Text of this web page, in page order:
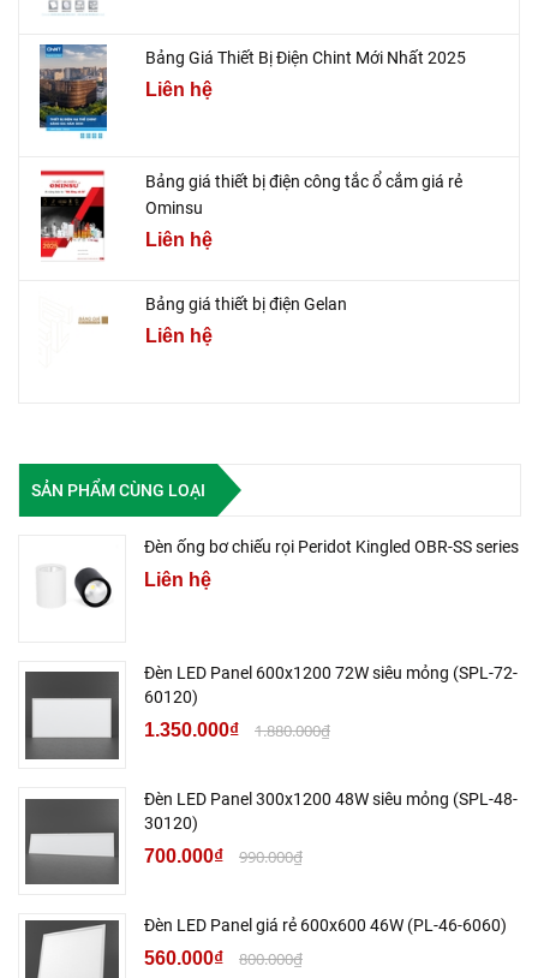
Bảng Giá Thiết Bị Điện Chint Mới Nhất 2025
Liên hệ
Bảng giá thiết bị điện công tắc ổ cắm giá rẻ
Ominsu
Liên hệ
Bảng giá thiết bị điện Gelan
Liên hệ
SẢN PHẨM CÙNG LOẠI
Đèn ống bơ chiếu rọi Peridot Kingled OBR-SS series
Liên hệ
Đèn LED Panel 600x1200 72W siêu mỏng (SPL-72-
60120)
1.350.000₫ 1.880.000₫
Đèn LED Panel 300x1200 48W siêu mỏng (SPL-48-
30120)
700.000₫ 990.000₫
Đèn LED Panel giá rẻ 600x600 46W (PL-46-6060)
560.000₫ 800.000₫